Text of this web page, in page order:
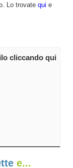
Lo trovate qui e
cliccando qui
e...